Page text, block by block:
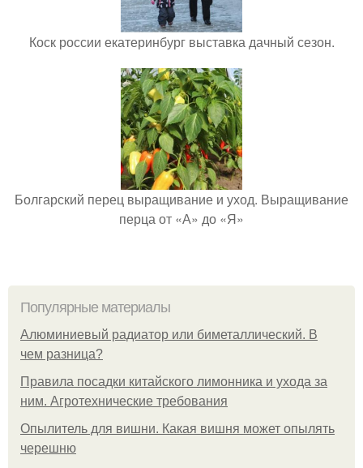
Коск россии екатеринбург выставка дачный сезон.
Болгарский перец выращивание и уход. Выращивание
перца от «А» до «Я»
Популярные материалы
Алюминиевый радиатор или биметаллический. В
чем разница?
Правила посадки китайского лимонника и ухода за
ним. Агротехнические требования
Опылитель для вишни. Какая вишня может опылять
черешню